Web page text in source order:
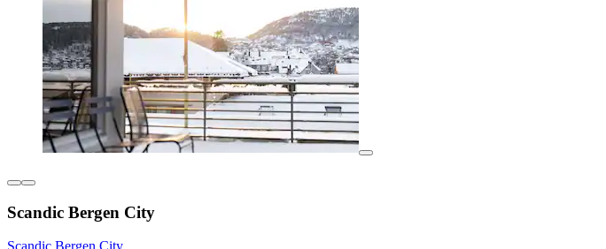
Scandic Bergen City